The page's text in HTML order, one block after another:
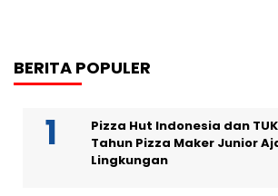
BERITA POPULER
Pizza Hut Indonesia dan
Tahun Pizza Maker Junior
Lingkungan